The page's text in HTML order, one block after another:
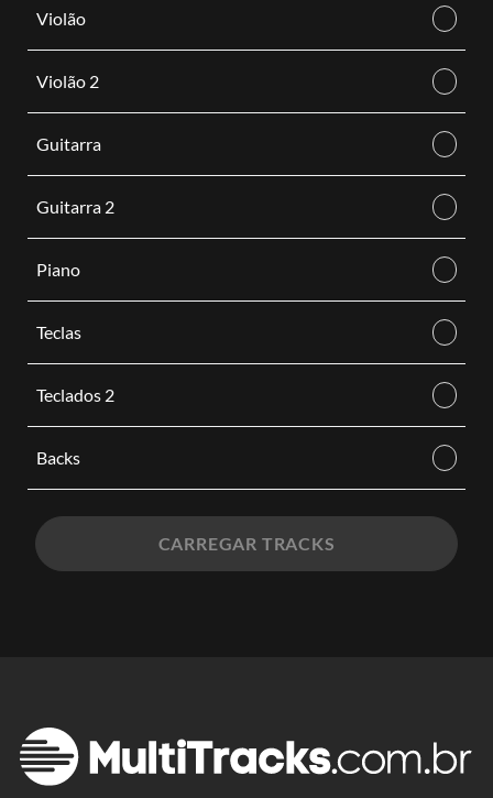
Violão
Violão 2
Guitarra
Guitarra 2
Piano
Teclas
Teclados 2
Backs
CARREGAR TRACKS